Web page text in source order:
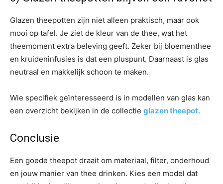
Glazen theepotten zijn niet alleen praktisch, maar ook
mooi op tafel. Je ziet de kleur van de thee, wat het
theemoment extra beleving geeft. Zeker bij bloementhee
en kruideninfusies is dat een pluspunt. Daarnaast is glas
neutraal en makkelijk schoon te maken.
Wie specifiek geïnteresseerd is in modellen van glas kan
een overzicht bekijken in de collectie glazen theepot.
Conclusie
Een goede theepot draait om materiaal, filter, onderhoud
en jouw manier van thee drinken. Kies een model dat